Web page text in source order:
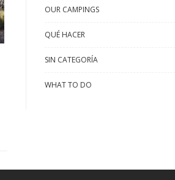
CampingRed Pinar del Rey,
Sierra María-Los Vélez
OUR CAMPINGS
QUÉ HACER
SIN CATEGORÍA
WHAT TO DO